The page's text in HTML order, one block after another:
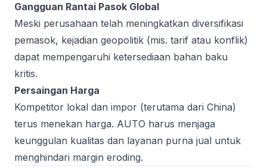
Gangguan Rantai Pasok Global
Meski perusahaan telah meningkatkan diversifikasi
pemasok, kejadian geopolitik (mis. tarif atau konflik)
dapat mempengaruhi ketersediaan bahan baku
kritis.
Persaingan Harga
Kompetitor lokal dan impor (terutama dari China)
terus menekan harga. AUTO harus menjaga
keunggulan kualitas dan layanan purna jual untuk
menghindari margin eroding.